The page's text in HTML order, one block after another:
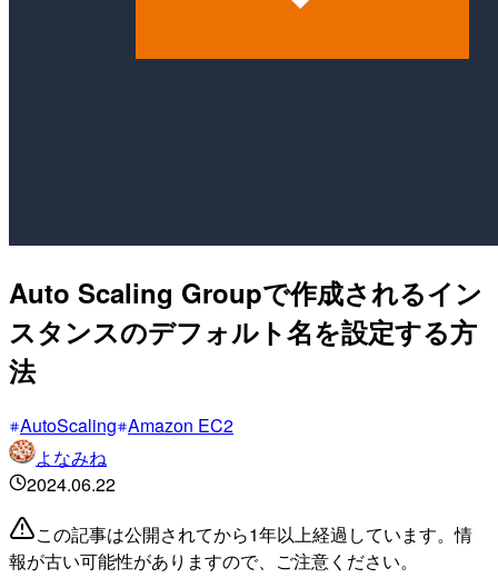
Auto Scaling Groupで作成されるイン
スタンスのデフォルト名を設定する方
法
AutoScaling Amazon EC2
よなみね
2024.06.22
この記事は公開されてから1年以上経過しています。情
報が古い可能性がありますので、ご注意ください。